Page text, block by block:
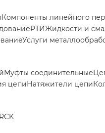
Компоненты линейного
РТИЖидкости и
Услуги
Муфты соединительные
цепиНатяжители цепи